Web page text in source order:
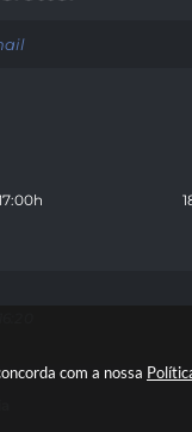
com a nossa